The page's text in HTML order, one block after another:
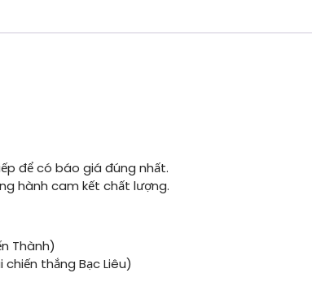
để có báo giá đúng nhất.
hành cam kết chất lượng.
Thành)
thắng Bạc Liêu)